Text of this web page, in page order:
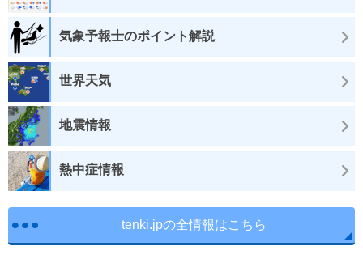
気象予報士のポイント解説
世界天気
地震情報
熱中症情報
tenki.jpの全情報はこちら